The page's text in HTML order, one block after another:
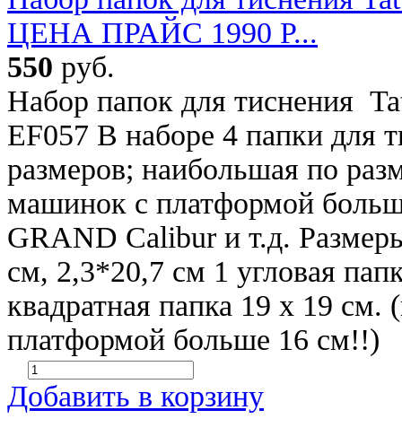
ЦЕНА ПРАЙС 1990 Р...
550 руб.
Набор папок для тиснения
EF057 В наборе 4 папки для
размеров; наибольшая по
машинок с платформой
GRAND Calibur и т.д.
см, 2,3*20,7 см 1 угловая
квадратная папка 19 х 19 см.
платформой больше 16 см!!)
Добавить в корзину